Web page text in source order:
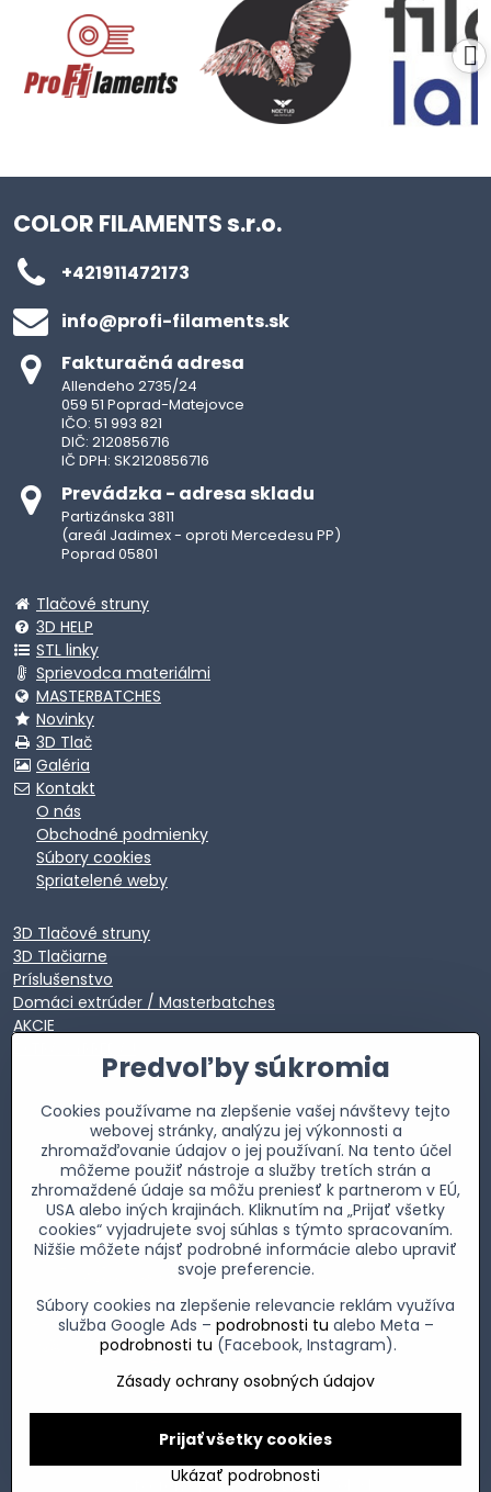
COLOR FILAMENTS s.r.o.
+421911472173
info​@profi-filaments​.sk
Fakturačná adresa
Allendeho 2735/24
059 51 Poprad-Matejovce
IČO: 51 993 821
DIČ: 2120856716
IČ DPH: SK2120856716
Prevádzka - adresa skladu
Partizánska 3811
(areál Jadimex - oproti Mercedesu PP)
Poprad 05801
Tlačové struny
3D HELP
STL linky
Sprievodca materiálmi
MASTERBATCHES
Novinky
3D Tlač
Galéria
Kontakt
O nás
Obchodné podmienky
Súbory cookies
Spriatelené weby
3D Tlačové struny
3D Tlačiarne
Príslušenstvo
Domáci extrúder / Masterbatches
AKCIE
©2026Copyright
Predvoľby súkromiaZásady ochrany osobných údajov
Vytvorené pomocou:BiznisWeb.sk
Predvoľby súkromia
Cookies používame na zlepšenie vašej návštevy tejto
webovej stránky, analýzu jej výkonnosti a
zhromažďovanie údajov o jej používaní. Na tento účel
môžeme použiť nástroje a služby tretích strán a
zhromaždené údaje sa môžu preniesť k partnerom v EÚ,
USA alebo iných krajinách. Kliknutím na „Prijať všetky
cookies“ vyjadrujete svoj súhlas s týmto spracovaním.
Nižšie môžete nájsť podrobné informácie alebo upraviť
svoje preferencie.
Súbory cookies na zlepšenie relevancie reklám využíva
služba Google Ads – podrobnosti tu alebo Meta –
podrobnosti tu (Facebook, Instagram).
Zásady ochrany osobných údajov
Ukázať podrobnosti
Prijať všetky cookies